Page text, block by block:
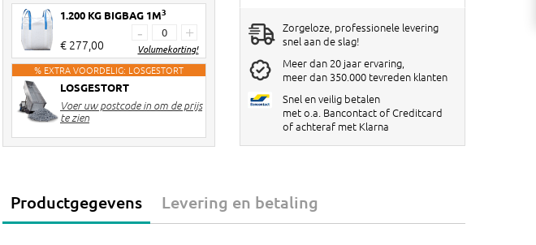
1.200 KG BIGBAG 1M3
€ 277,00
- +
Volumekorting!
3-4 stuks
€ 10 korting per big bag
€ 12 korting per big bag
% EXTRA VOORDELIG: LOSGESTORT
LOSGESTORT
Voer uw postcode in om de prijs
te zien
Zorgeloze, professionele levering
snel aan de slag!
Meer dan 20 jaar ervaring,
meer dan 350.000 tevreden klanten
Snel en veilig betalen
met o.a. Bancontact of Creditcard
of achteraf met Klarna
Productgegevens Levering en betaling